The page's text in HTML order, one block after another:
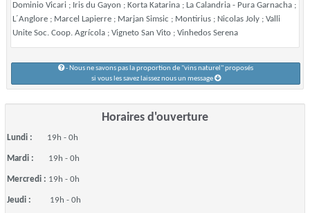
Dominio Vicari ; Iris du Gayon ; Korta Katarina ; La Calandria - Pura Garnacha ;
L´Anglore ; Marcel Lapierre ; Marjan Simsic ; Montirius ; Nicolas Joly ; Valli
Unite Soc. Coop. Agrícola ; Vigneto San Vito ; Vinhedos Serena
- Nous ne savons pas la proportion de "vins naturel" proposés
si vous les savez laissez nous un message
Horaires d'ouverture
Lundi : 19h - 0h
Mardi : 19h - 0h
Mercredi : 19h - 0h
Jeudi : 19h - 0h